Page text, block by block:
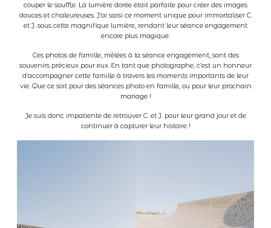
couper le souffle. La lumière dorée était parfaite pour créer des images
douces et chaleureuses. J’ai saisi ce moment unique pour immortaliser C.
et J. sous cette magnifique lumière, rendant leur séance engagement
encore plus magique.
Ces photos de famille, mêlées à la séance engagement, sont des
souvenirs précieux pour eux. En tant que photographe, c’est un honneur
d’accompagner cette famille à travers les moments importants de leur
vie. Que ce soit pour des séances photo en famille, ou pour leur prochain
mariage !
Je suis donc impatiente de retrouver C. et J. pour leur grand jour et de
continuer à capturer leur histoire !